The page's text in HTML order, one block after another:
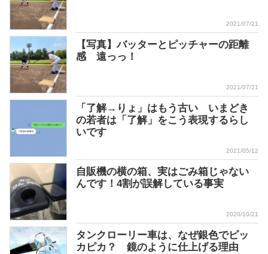
2021/07/21
【写真】バッターとピッチャーの距離
感 遠っっ！
2021/07/21
「了解→りょ」はもう古い いまどき
の若者は「了解」をこう表現するらし
いです
2021/05/12
自販機の横の箱、実はごみ箱じゃない
んです！4割が誤解している事実
2020/10/21
タンクローリー車は、なぜ銀色でピッ
カピカ？ 鏡のように仕上げる理由